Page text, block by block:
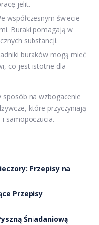
jelit.
współczesnym świecie
Buraki pomagają w
substancji.
buraków mogą mieć
co jest istotne dla
na wzbogacenie
które przyczyniają
samopoczucia.
Przepisy na
Przepisy
Śniadaniową